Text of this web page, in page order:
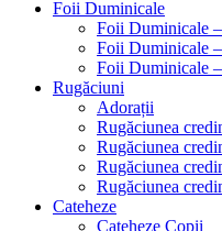
Foii Duminicale
Foii Duminicale
Foii Duminicale
Foii Duminicale
Rugăciuni
Adorații
Rugăciunea
Rugăciunea
Rugăciunea
Rugăciunea
Cateheze
Cateheze Copii